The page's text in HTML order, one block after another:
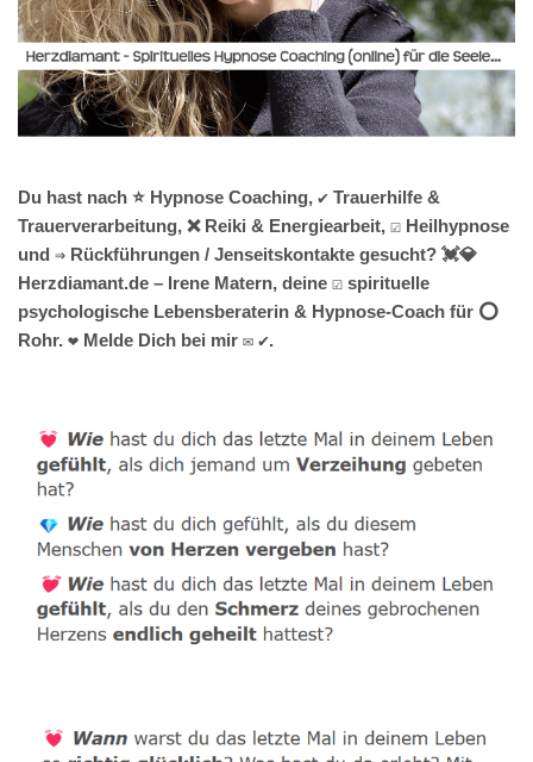
Du hast nach ⭐ Hypnose Coaching, ✔️ Trauerhilfe &
Trauerverarbeitung, ❌ Reiki & Energiearbeit, ☑️ Heilhypnose
und ⇒ Rückführungen / Jenseitskontakte gesucht? 💓️💎
Herzdiamant.de – Irene Matern, deine ☑️ spirituelle
psychologische Lebensberaterin & Hypnose-Coach für ⭕
Rohr. ❤ Melde Dich bei mir ✉ ✔.